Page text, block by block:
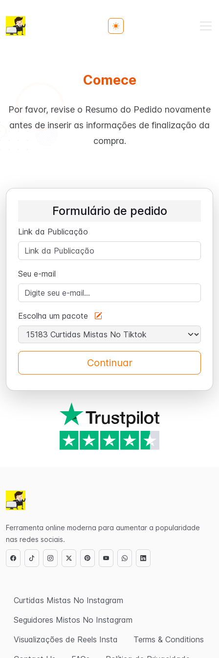
Toggle theme
Comece
Por favor, revise o Resumo do Pedido novamente
antes de inserir as informações de finalização da
compra.
Formulário de pedido
Link da Publicação
Seu e-mail
Escolha um pacote
Continuar
Ferramenta online moderna para aumentar a popularidade
nas redes sociais.
Curtidas Mistas No Instagram
Seguidores Mistos No Instagram
Visualizações de Reels Insta
Terms & Conditions